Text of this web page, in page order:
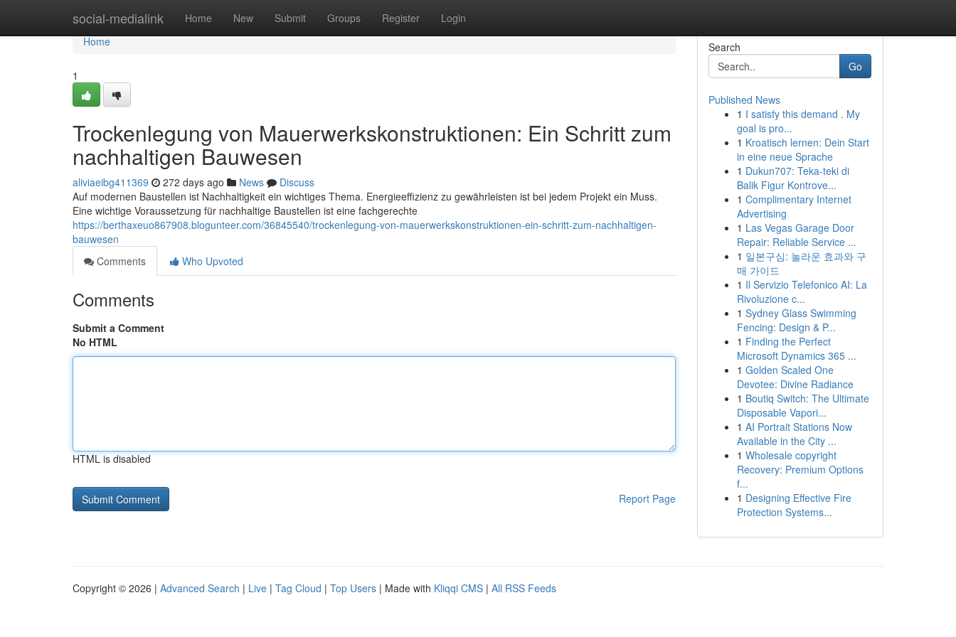
social-medialink Home New Submit Groups Register Login
Home
Home
1
Trockenlegung von Mauerwerkskonstruktionen: Ein Schritt zum
nachhaltigen Bauwesen
aliviaeibg411369 272 days ago News
Discuss
Auf modernen Baustellen ist Nachhaltigkeit ein wichtiges Thema. Energieeffizienz zu gewährleisten ist bei jedem Projekt ein Muss.
Eine wichtige Voraussetzung für nachhaltige Baustellen ist eine fachgerechte
https://berthaxeuo867908.blogunteer.com/36845540/trockenlegung-von-mauerwerkskonstruktionen-ein-schritt-zum-nachhaltigen-
bauwesen
Comments
Who Upvoted
Comments
Submit a Comment
No HTML
HTML is disabled
Report Page
Search
Go
Published News
1 I satisfy this demand . My
goal is pro...
1 Kroatisch lernen: Dein Start
in eine neue Sprache
1 Dukun707: Teka-teki di
Balik Figur Kontrove...
1 Complimentary Internet
Advertising
1 Las Vegas Garage Door
Repair: Reliable Service ...
1 일본구심: 놀라운 효과와 구
매 가이드
1 Il Servizio Telefonico AI: La
Rivoluzione c...
1 Sydney Glass Swimming
Fencing: Design & P...
1 Finding the Perfect
Microsoft Dynamics 365 ...
1 Golden Scaled One
Devotee: Divine Radiance
1 Boutiq Switch: The Ultimate
Disposable Vapori...
1 AI Portrait Stations Now
Available in the City ...
1 Wholesale copyright
Recovery: Premium Options
f...
1 Designing Effective Fire
Protection Systems...
Copyright © 2026 | Advanced Search | Live | Tag Cloud | Top Users | Made with Kliqqi CMS | All RSS Feeds